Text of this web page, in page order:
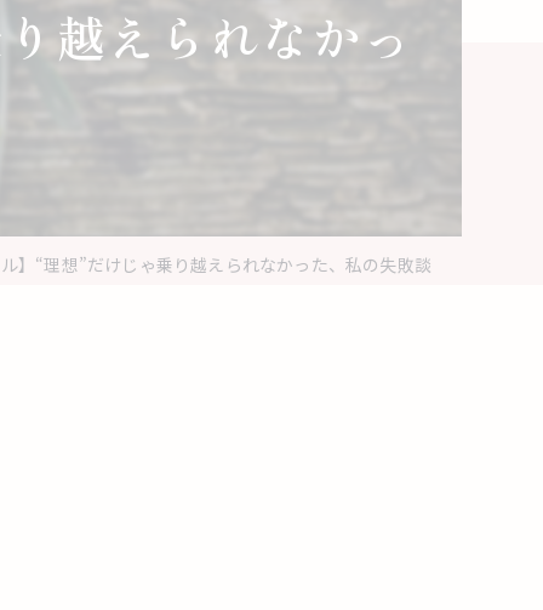
越えられなかっ
】“理想”だけじゃ乗り越えられなかった、私の失敗談